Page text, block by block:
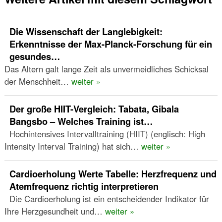
Die Wissenschaft der Langlebigkeit:
Erkenntnisse der Max-Planck-Forschung für ein
gesundes…
Das Altern galt lange Zeit als unvermeidliches Schicksal
der Menschheit… weiter »
Der große HIIT-Vergleich: Tabata, Gibala
Bangsbo – Welches Training ist…
Hochintensives Intervalltraining (HIIT) (englisch: High
Intensity Interval Training) hat sich… weiter »
Cardioerholung Werte Tabelle: Herzfrequenz und
Atemfrequenz richtig interpretieren
Die Cardioerholung ist ein entscheidender Indikator für
Ihre Herzgesundheit und… weiter »